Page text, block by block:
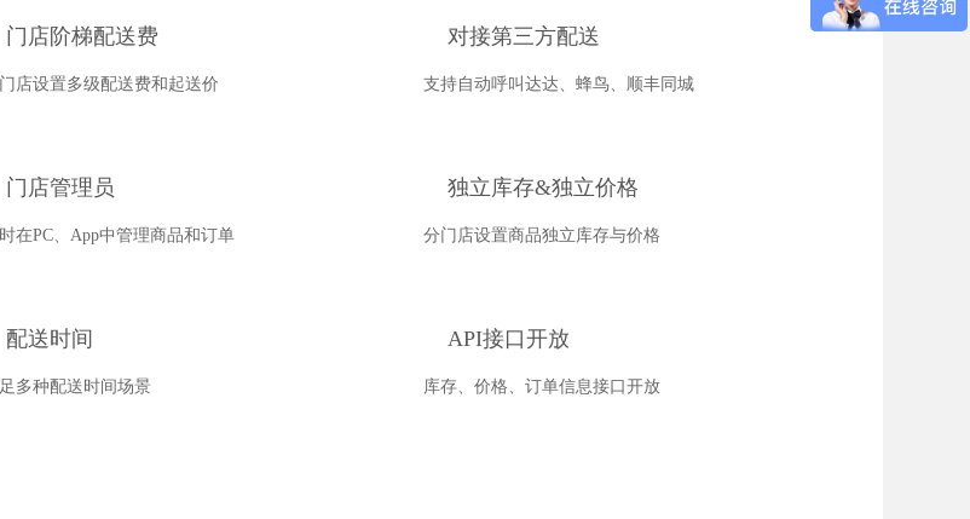
门店阶梯配送费
店设置多级配送费和起送价
对接第三方配送
支持自动呼叫达达、蜂鸟、顺丰同城
门店管理员
在PC、App中管理商品和订单
独立库存&独立价格
分门店设置商品独立库存与价格
配送时间
多种配送时间场景
API接口开放
库存、价格、订单信息接口开放